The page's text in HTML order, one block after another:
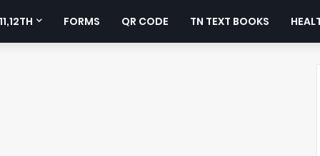
FORMS QR CODE TN TEXT BOOKS